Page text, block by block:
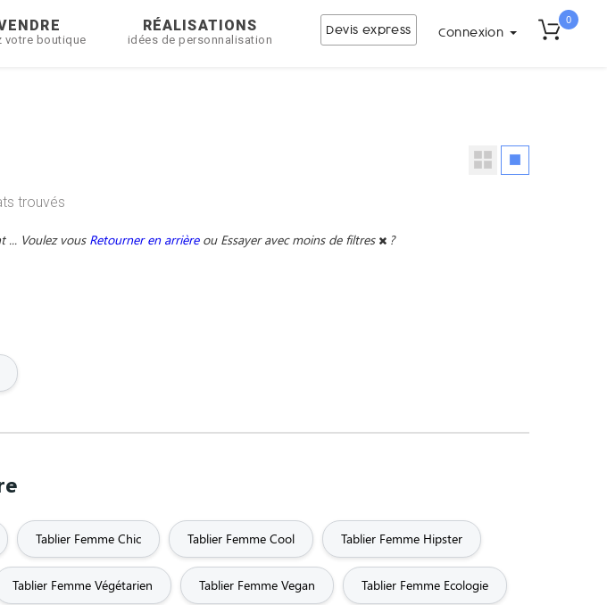
votre boutique
RÉALISATIONS
idées de personnalisation
Devis express Connexion
0
trouvés
... Voulez vous Retourner en arrière ou Essayer avec moins de filtres ?
Tablier Femme Chic Tablier Femme Cool Tablier Femme Hipster
Tablier Femme Végétarien Tablier Femme Vegan Tablier Femme Ecologie